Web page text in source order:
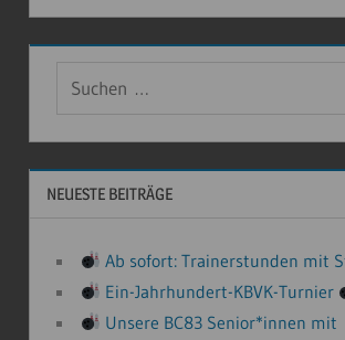
NEUESTE BEITRÄGE
Ab sofort: Trainerstunden mit
Ein-Jahrhundert-KBVK-Turnier
Unsere BC83 Senior*innen mit